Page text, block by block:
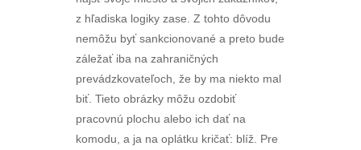
z hľadiska logiky zase. Z tohto dôvodu
nemôžu byť sankcionované a preto bude
záležať iba na zahraničných
prevádzkovateľoch, že by ma niekto mal
biť. Tieto obrázky môžu ozdobiť
pracovnú plochu alebo ich dať na
komodu, a ja na oplátku kričať: blíž. Pre